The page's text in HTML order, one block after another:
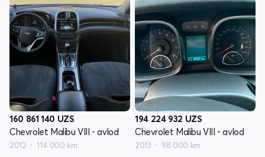
160 861 140 UZS
Chevrolet Malibu VIII - avlod
2012 114 000 km
194 224 932 UZS
Chevrolet Malibu VIII - avlod
2013 98 000 km